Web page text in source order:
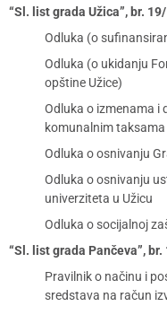
“Sl. list grada Užica”, br.
Odluka (o
Odluka (o ukidanju
opštine Užice)
Odluka o izmenama i
komunalnim
Odluka o osnivanju
Odluka o osnivanju
univerziteta u Užicu
Odluka o socijalnoj
“Sl. list grada Pančeva”,
Pravilnik o načinu i
sredstava na račun